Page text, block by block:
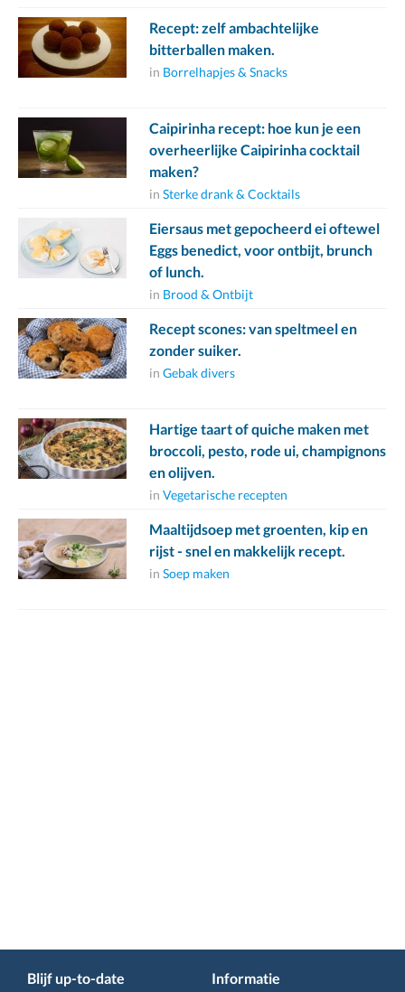
Recept: zelf ambachtelijke
bitterballen maken.
in Borrelhapjes & Snacks
Caipirinha recept: hoe kun je een
overheerlijke Caipirinha cocktail
maken?
in Sterke drank & Cocktails
Eiersaus met gepocheerd ei oftewel
Eggs benedict, voor ontbijt, brunch
of lunch.
in Brood & Ontbijt
Recept scones: van speltmeel en
zonder suiker.
in Gebak divers
Hartige taart of quiche maken met
broccoli, pesto, rode ui, champignons
en olijven.
in Vegetarische recepten
Maaltijdsoep met groenten, kip en
rijst - snel en makkelijk recept.
in Soep maken
Blijf up-to-date Informatie